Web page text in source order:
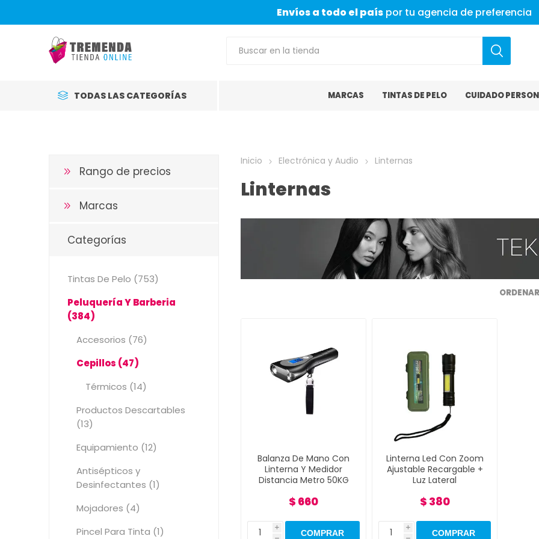
Envíos a todo el país por tu agencia de preferencia
TODAS LAS CATEGORÍAS MARCAS TINTAS DE PELO CUIDADO
Inicio Electrónica y Audio Linternas
Linternas
Balanza De Mano Con
Linterna Y Medidor
Distancia Metro 50KG
$ 660
i
h
Linterna Led Con Zoom
Ajustable Recargable +
Luz Lateral
$ 380
i
h
Rango de precios
Marcas
Categorías
Tintas De Pelo (753)
Peluquería Y Barberia
(384)
Accesorios (76)
Cepillos (47)
Térmicos (14)
Productos Descartables
(13)
Equipamiento (12)
Antisépticos y
Desinfectantes (1)
Mojadores (4)
Pincel Para Tinta (1)